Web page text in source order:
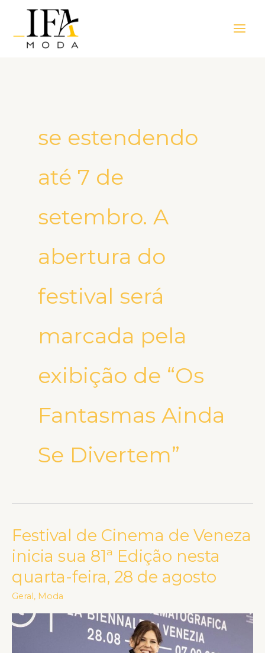
Menu
se estendendo
até 7 de
setembro. A
abertura do
festival será
marcada pela
exibição de “Os
Fantasmas Ainda
Se Divertem”
Festival de Cinema de Veneza
inicia sua 81ª Edição nesta
quarta-feira, 28 de agosto
Geral , Moda
Festival
de
Cinema
de
Veneza
inicia
sua